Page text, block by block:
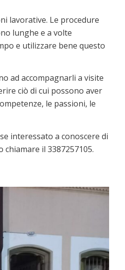
lavorative. Le procedure
lunghe e a volte
e utilizzare bene questo
ad accompagnarli a visite
ciò di cui possono aver
le passioni, le
interessato a conoscere di
chiamare il 3387257105.